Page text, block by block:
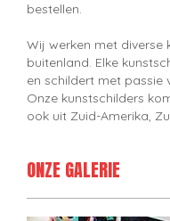
bestellen.
Wij werken met diverse
buitenland. Elke
en schildert met passie
Onze kunstschilders
ook uit Zuid-Amerika,
ONZE GALERIE